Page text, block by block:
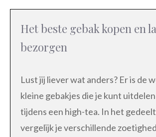
Het beste gebak kopen en
bezorgen
Lust jij liever wat anders? Er is de
kleine gebakjes die je kunt
tijdens een high-tea. In het
vergelijk je verschillende